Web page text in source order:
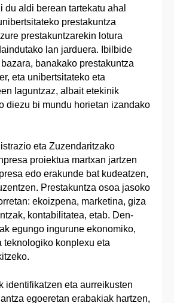
du aldi berean tartekatu ahal
prestakuntza
prestakuntzarekin lotura
lan jarduera. Ibilbide
banakako prestakuntza
eta unibertsitateko eta
laguntzaz, albait etekinik
diezu bi mundu horietan izandako
eta Zuzendaritzako
proiektua martxan jartzen
edo erakunde bat kudeatzen,
Prestakuntza osoa jasoko
ekoizpena, marketina, giza
kontabilitatea, etab. Den-
egungo ingurune ekonomiko,
teknologiko konplexu eta
identifikatzen eta aurreikusten
egoeretan erabakiak hartzen,